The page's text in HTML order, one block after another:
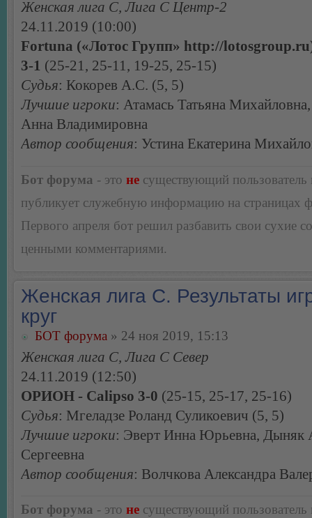
Женская лига С, Лига С Центр-2
24.11.2019 (10:00)
Fortuna («Лотос Групп» http://
3-1 (25-21, 25-11, 19-25, 25-15)
Судья: Кокорев А.С. (5, 5)
Лучшие игроки: Атамась Татьяна
Анна Владимировна
Автор сообщения: Устина Екатерина
Бот форума - это не существующий пользователь
публикует служебную информацию на страницах
Первого апреля бот решил разбавить свои сухие
ценными комментариями.
Женская лига С. Результаты
круг
БОТ форума » 24 ноя 2019, 15:13
Женская лига С, Лига С Север
24.11.2019 (12:50)
ОРИОН - Calipso 3-0 (25-15, 25-17, 25-16)
Судья: Мгеладзе Роланд Суликоевич (5, 5)
Лучшие игроки: Эверт Инна Юрьевна, Дыняк
Сергеевна
Автор сообщения: Волчкова Александра
Бот форума - это не существующий пользователь